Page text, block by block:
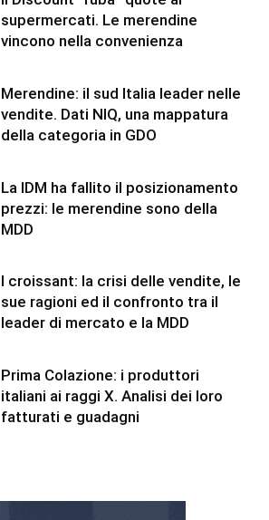
supermercati. Le merendine
vincono nella convenienza
Merendine: il sud Italia leader nelle
vendite. Dati NIQ, una mappatura
della categoria in GDO
La IDM ha fallito il posizionamento
prezzi: le merendine sono della
MDD
I croissant: la crisi delle vendite, le
sue ragioni ed il confronto tra il
leader di mercato e la MDD
Prima Colazione: i produttori
italiani ai raggi X. Analisi dei loro
fatturati e guadagni